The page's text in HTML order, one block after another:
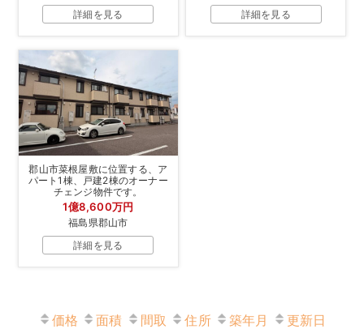
詳細を見る
詳細を見る
郡山市菜根屋敷に位置する、ア
パート1棟、戸建2棟のオーナー
チェンジ物件です。
1億8,600万円
福島県郡山市
詳細を見る
価格 面積 間取 住所 築年月 更新日